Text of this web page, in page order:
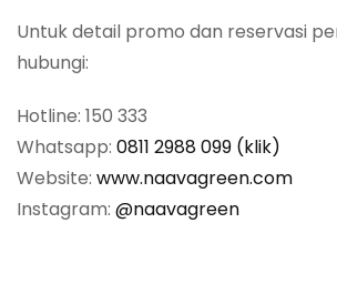
Untuk detail promo dan reservasi
hubungi:
Hotline: 150 333
Whatsapp: 0811 2988 099 (klik)
Website: www.naavagreen.com
Instagram: @naavagreen